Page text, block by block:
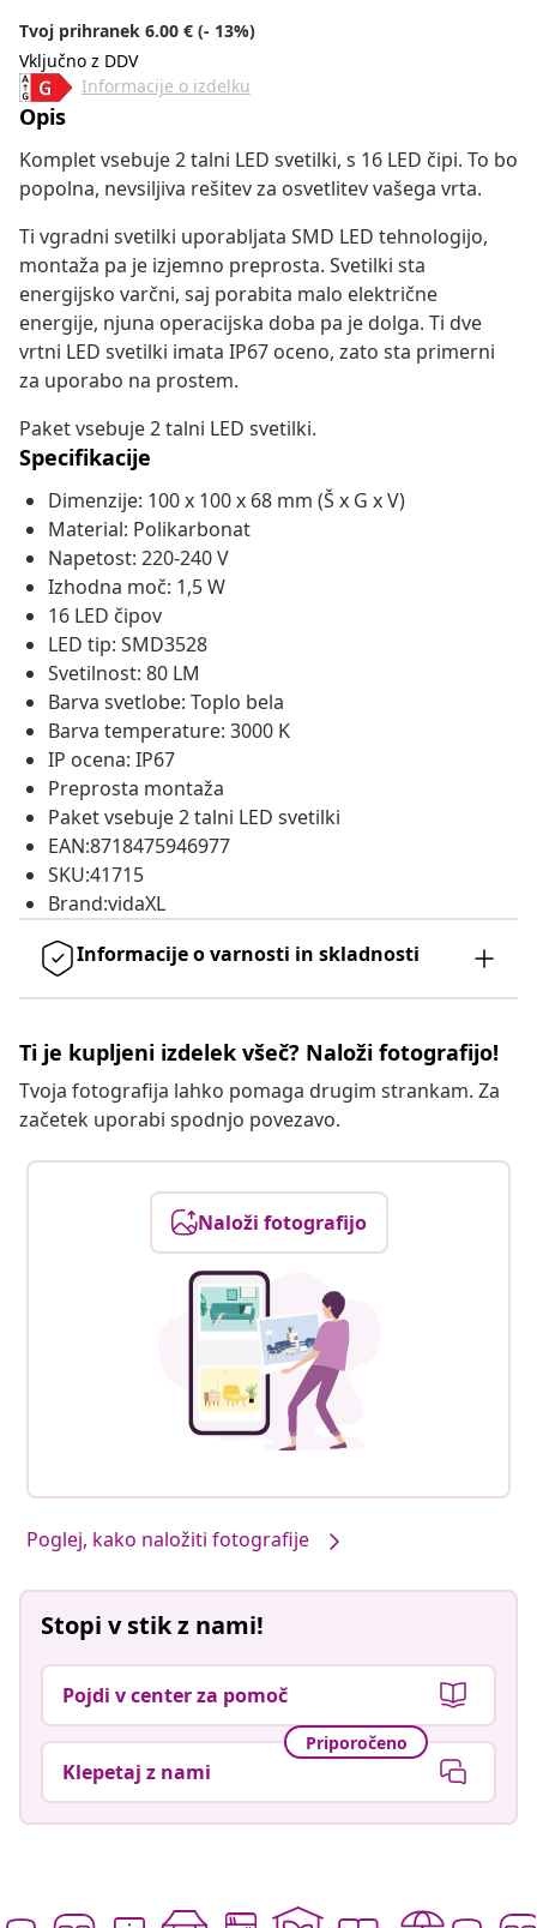
Tvoj prihranek 6.00 € (- 13%)
Vključno z DDV
Informacije o izdelku
Opis
Komplet vsebuje 2 talni LED svetilki, s 16 LED čipi. To bo
popolna, nevsiljiva rešitev za osvetlitev vašega vrta.
Ti vgradni svetilki uporabljata SMD LED tehnologijo,
montaža pa je izjemno preprosta. Svetilki sta
energijsko varčni, saj porabita malo električne
energije, njuna operacijska doba pa je dolga. Ti dve
vrtni LED svetilki imata IP67 oceno, zato sta primerni
za uporabo na prostem.
Paket vsebuje 2 talni LED svetilki.
Specifikacije
Dimenzije: 100 x 100 x 68 mm (Š x G x V)
Material: Polikarbonat
Napetost: 220-240 V
Izhodna moč: 1,5 W
16 LED čipov
LED tip: SMD3528
Svetilnost: 80 LM
Barva svetlobe: Toplo bela
Barva temperature: 3000 K
IP ocena: IP67
Preprosta montaža
Paket vsebuje 2 talni LED svetilki
EAN:8718475946977
SKU:41715
Brand:vidaXL
Informacije o varnosti in skladnosti
Ti je kupljeni izdelek všeč? Naloži fotografijo!
Tvoja fotografija lahko pomaga drugim strankam. Za
začetek uporabi spodnjo povezavo.
Naloži fotografijo
Poglej, kako naložiti fotografije
Stopi v stik z nami!
Pojdi v center za pomoč
Priporočeno
Klepetaj z nami